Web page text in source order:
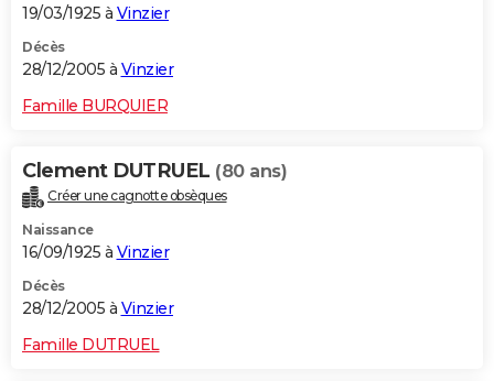
19/03/1925 à Vinzier
Décès
28/12/2005 à Vinzier
Famille BURQUIER
Clement DUTRUEL (80 ans)
Créer une cagnotte obsèques
Naissance
16/09/1925 à Vinzier
Décès
28/12/2005 à Vinzier
Famille DUTRUEL